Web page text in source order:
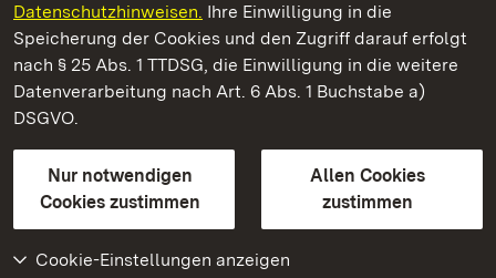
Datenschutzhinweisen. Ihre Einwilligung in die
Speicherung der Cookies und den Zugriff darauf erfolgt
nach § 25 Abs. 1 TTDSG, die Einwilligung in die weitere
Datenverarbeitung nach Art. 6 Abs. 1 Buchstabe a)
DSGVO.
Nur notwendigen
Cookies zustimmen
Allen Cookies
zustimmen
Cookie-Einstellungen anzeigen
Staatliche Schlösser und Gärten Baden‑Württemberg
Staatliche Schlösser und Gärten Baden-Württemberg
Kontakt
GebärdenspracheLeichte Sprache
Erklärung zur Barrierefreiheit
BITV-konform (geprüfte Seiten)
Weiteres